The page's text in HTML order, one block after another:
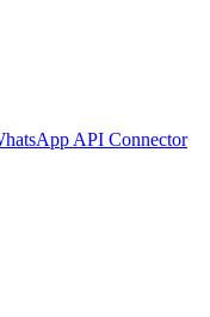
API Connector